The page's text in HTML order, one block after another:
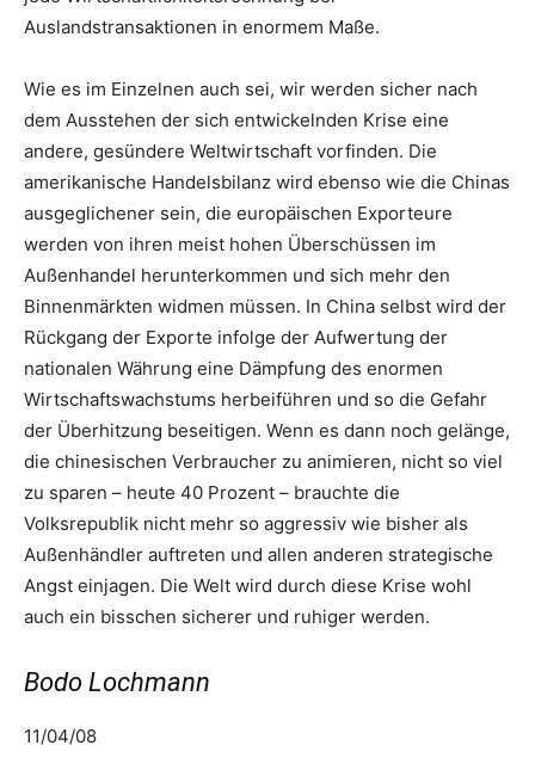
Auslandstransaktionen in enormem Maße.
Wie es im Einzelnen auch sei, wir werden sicher nach
dem Ausstehen der sich entwickelnden Krise eine
andere, gesündere Weltwirtschaft vorfinden. Die
amerikanische Handelsbilanz wird ebenso wie die Chinas
ausgeglichener sein, die europäischen Exporteure
werden von ihren meist hohen Überschüssen im
Außenhandel herunterkommen und sich mehr den
Binnenmärkten widmen müssen. In China selbst wird der
Rückgang der Exporte infolge der Aufwertung der
nationalen Währung eine Dämpfung des enormen
Wirtschaftswachstums herbeiführen und so die Gefahr
der Überhitzung beseitigen. Wenn es dann noch gelänge,
die chinesischen Verbraucher zu animieren, nicht so viel
zu sparen – heute 40 Prozent – brauchte die
Volksrepublik nicht mehr so aggressiv wie bisher als
Außenhändler auftreten und allen anderen strategische
Angst einjagen. Die Welt wird durch diese Krise wohl
auch ein bisschen sicherer und ruhiger werden.
Bodo Lochmann
11/04/08